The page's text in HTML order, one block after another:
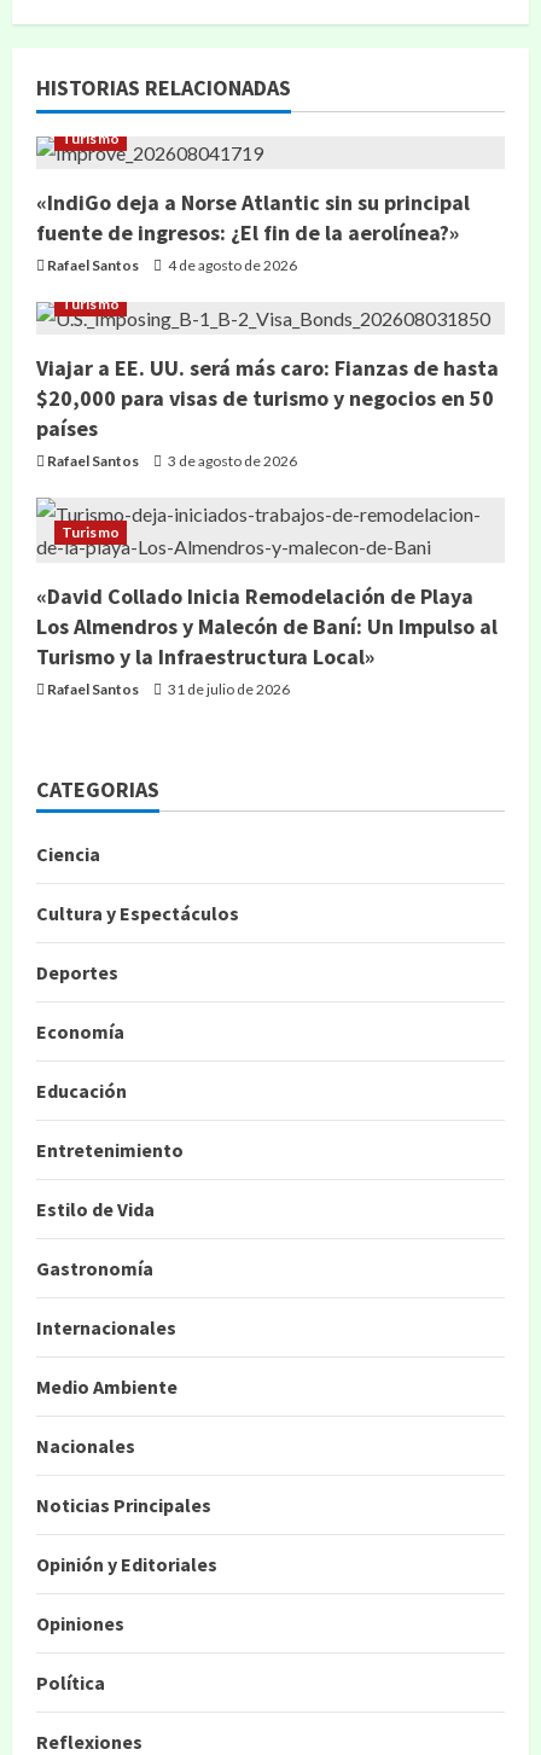
HISTORIAS RELACIONADAS
Turismo
«IndiGo deja a Norse Atlantic sin su principal
fuente de ingresos: ¿El fin de la aerolínea?»
Rafael Santos 4 de agosto de 2026
Turismo
Viajar a EE. UU. será más caro: Fianzas de hasta
$20,000 para visas de turismo y negocios en 50
países
Rafael Santos 3 de agosto de 2026
Turismo
«David Collado Inicia Remodelación de Playa
Los Almendros y Malecón de Baní: Un Impulso al
Turismo y la Infraestructura Local»
Rafael Santos 31 de julio de 2026
CATEGORIAS
Ciencia
Cultura y Espectáculos
Deportes
Economía
Educación
Entretenimiento
Estilo de Vida
Gastronomía
Internacionales
Medio Ambiente
Nacionales
Noticias Principales
Opinión y Editoriales
Opiniones
Política
Reflexiones